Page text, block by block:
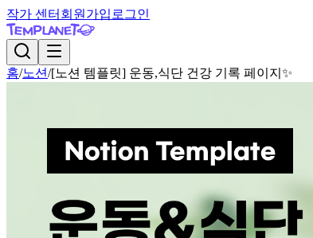
작가 센터 회원가입 로그인
홈/노션/[노션 템플릿] 운동,식단 건강 기록 페이지✨